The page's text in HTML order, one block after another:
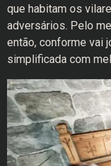
que habitam os
adversários. Pelo
então, conforme vai
simplificada com